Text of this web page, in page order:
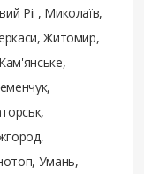
Ріг, Миколаїв,
Житомир,
Умань,